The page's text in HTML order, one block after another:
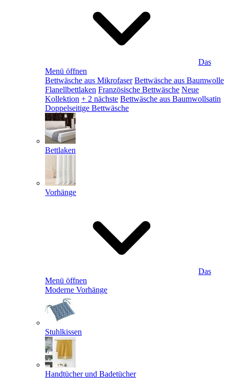
Das
Menü öffnen
Bettwäsche aus Mikrofaser Bettwäsche aus Baumwolle
Flanellbettlaken Französische Bettwäsche Neue
Kollektion + 2 nächste Bettwäsche aus Baumwollsatin
Doppelseitige Bettwäsche
Bettlaken
Vorhänge
Das
Menü öffnen
Moderne Vorhänge
Stuhlkissen
Handtücher und Badetücher